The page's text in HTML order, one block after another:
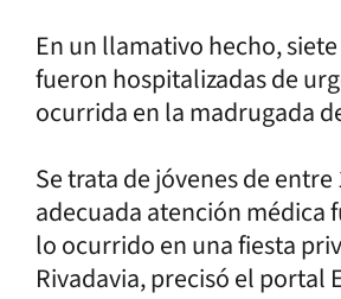
En un llamativo hecho,
fueron hospitalizadas de
ocurrida en la madrugada
Se trata de jóvenes de
adecuada atención médica
lo ocurrido en una fiesta
Rivadavia, precisó el portal